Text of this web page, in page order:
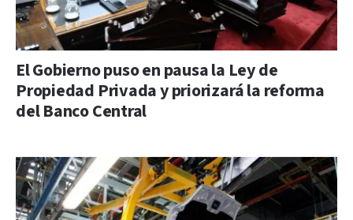
El Gobierno puso en pausa la Ley de
Propiedad Privada y priorizará la reforma
del Banco Central